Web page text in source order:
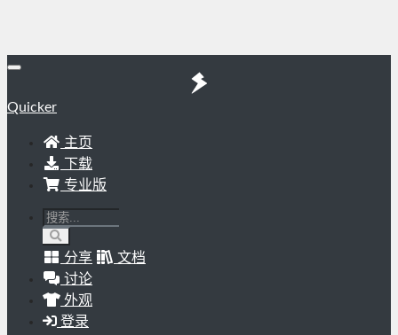
Quicker
主页
下载
专业版
分享
文档
讨论
外观
登录